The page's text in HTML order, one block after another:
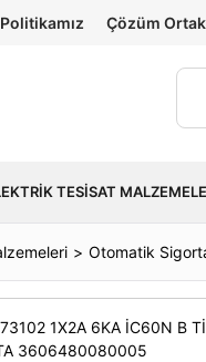
Çözüm
TESISAT
Otomatik